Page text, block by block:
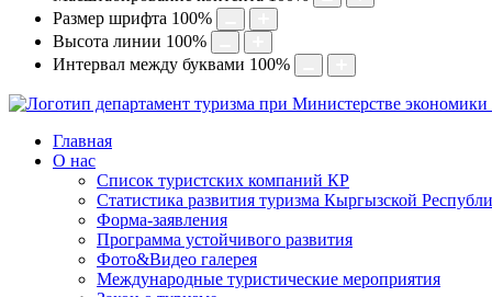
Размер шрифта 100%
Высота линии 100%
Интервал между буквами 100%
Главная
О нас
Список туристских компаний КР
Статистика развития туризма Кыргызской
Форма-заявления
Программа устойчивого развития
Фото&Видео галерея
Международные туристические мероприятия